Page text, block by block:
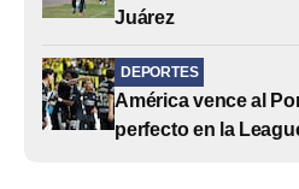
Juárez
DEPORTES
América vence al
perfecto en la